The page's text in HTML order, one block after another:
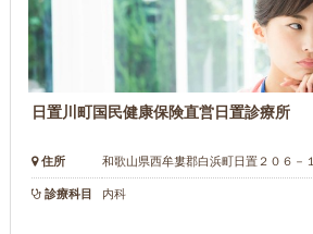
日置川町国民健康保険直営日置診療所
住所 和歌山県西牟婁郡白浜町日置２０６－１
診療科目 内科